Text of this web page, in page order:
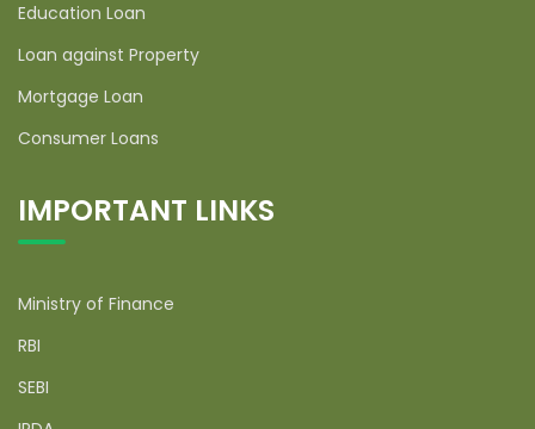
Education Loan
Loan against Property
Mortgage Loan
Consumer Loans
IMPORTANT LINKS
Ministry of Finance
RBI
SEBI